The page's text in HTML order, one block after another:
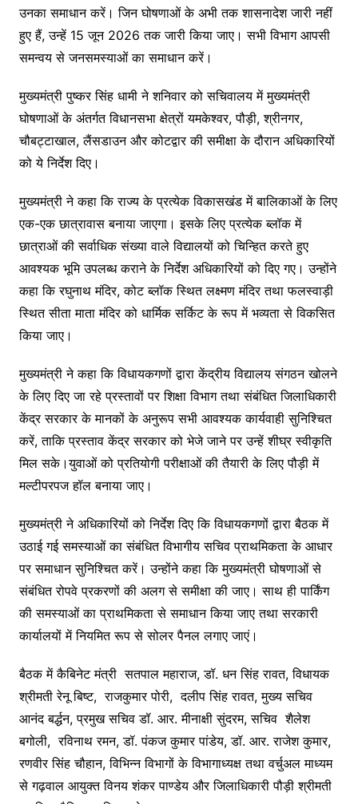
उनका समाधान करें। जिन घोषणाओं के अभी तक शासनादेश जारी नहीं
हुए हैं, उन्हें 15 जून 2026 तक जारी किया जाए। सभी विभाग आपसी
समन्वय से जनसमस्याओं का समाधान करें।
मुख्यमंत्री पुष्कर सिंह धामी ने शनिवार को सचिवालय में मुख्यमंत्री
घोषणाओं के अंतर्गत विधानसभा क्षेत्रों यमकेश्वर, पौड़ी, श्रीनगर,
चौबट्टाखाल, लैंसडाउन और कोटद्वार की समीक्षा के दौरान अधिकारियों
को ये निर्देश दिए।
मुख्यमंत्री ने कहा कि राज्य के प्रत्येक विकासखंड में बालिकाओं के लिए
एक-एक छात्रावास बनाया जाएगा। इसके लिए प्रत्येक ब्लॉक में
छात्राओं की सर्वाधिक संख्या वाले विद्यालयों को चिन्हित करते हुए
आवश्यक भूमि उपलब्ध कराने के निर्देश अधिकारियों को दिए गए। उन्होंने
कहा कि रघुनाथ मंदिर, कोट ब्लॉक स्थित लक्ष्मण मंदिर तथा फलस्वाड़ी
स्थित सीता माता मंदिर को धार्मिक सर्किट के रूप में भव्यता से विकसित
किया जाए।
मुख्यमंत्री ने कहा कि विधायकगणों द्वारा केंद्रीय विद्यालय संगठन खोलने
के लिए दिए जा रहे प्रस्तावों पर शिक्षा विभाग तथा संबंधित जिलाधिकारी
केंद्र सरकार के मानकों के अनुरूप सभी आवश्यक कार्यवाही सुनिश्चित
करें, ताकि प्रस्ताव केंद्र सरकार को भेजे जाने पर उन्हें शीघ्र स्वीकृति
मिल सके।युवाओं को प्रतियोगी परीक्षाओं की तैयारी के लिए पौड़ी में
मल्टीपरपज हॉल बनाया जाए।
मुख्यमंत्री ने अधिकारियों को निर्देश दिए कि विधायकगणों द्वारा बैठक में
उठाई गई समस्याओं का संबंधित विभागीय सचिव प्राथमिकता के आधार
पर समाधान सुनिश्चित करें। उन्होंने कहा कि मुख्यमंत्री घोषणाओं से
संबंधित रोपवे प्रकरणों की अलग से समीक्षा की जाए। साथ ही पार्किंग
की समस्याओं का प्राथमिकता से समाधान किया जाए तथा सरकारी
कार्यालयों में नियमित रूप से सोलर पैनल लगाए जाएं।
बैठक में कैबिनेट मंत्री सतपाल महाराज, डॉ. धन सिंह रावत, विधायक
श्रीमती रेनू बिष्ट, राजकुमार पोरी, दलीप सिंह रावत, मुख्य सचिव
आनंद बर्द्धन, प्रमुख सचिव डॉ. आर. मीनाक्षी सुंदरम, सचिव शैलेश
बगोली, रविनाथ रमन, डॉ. पंकज कुमार पांडेय, डॉ. आर. राजेश कुमार,
रणवीर सिंह चौहान, विभिन्न विभागों के विभागाध्यक्ष तथा वर्चुअल माध्यम
से गढ़वाल आयुक्त विनय शंकर पाण्डेय और जिलाधिकारी पौड़ी श्रीमती